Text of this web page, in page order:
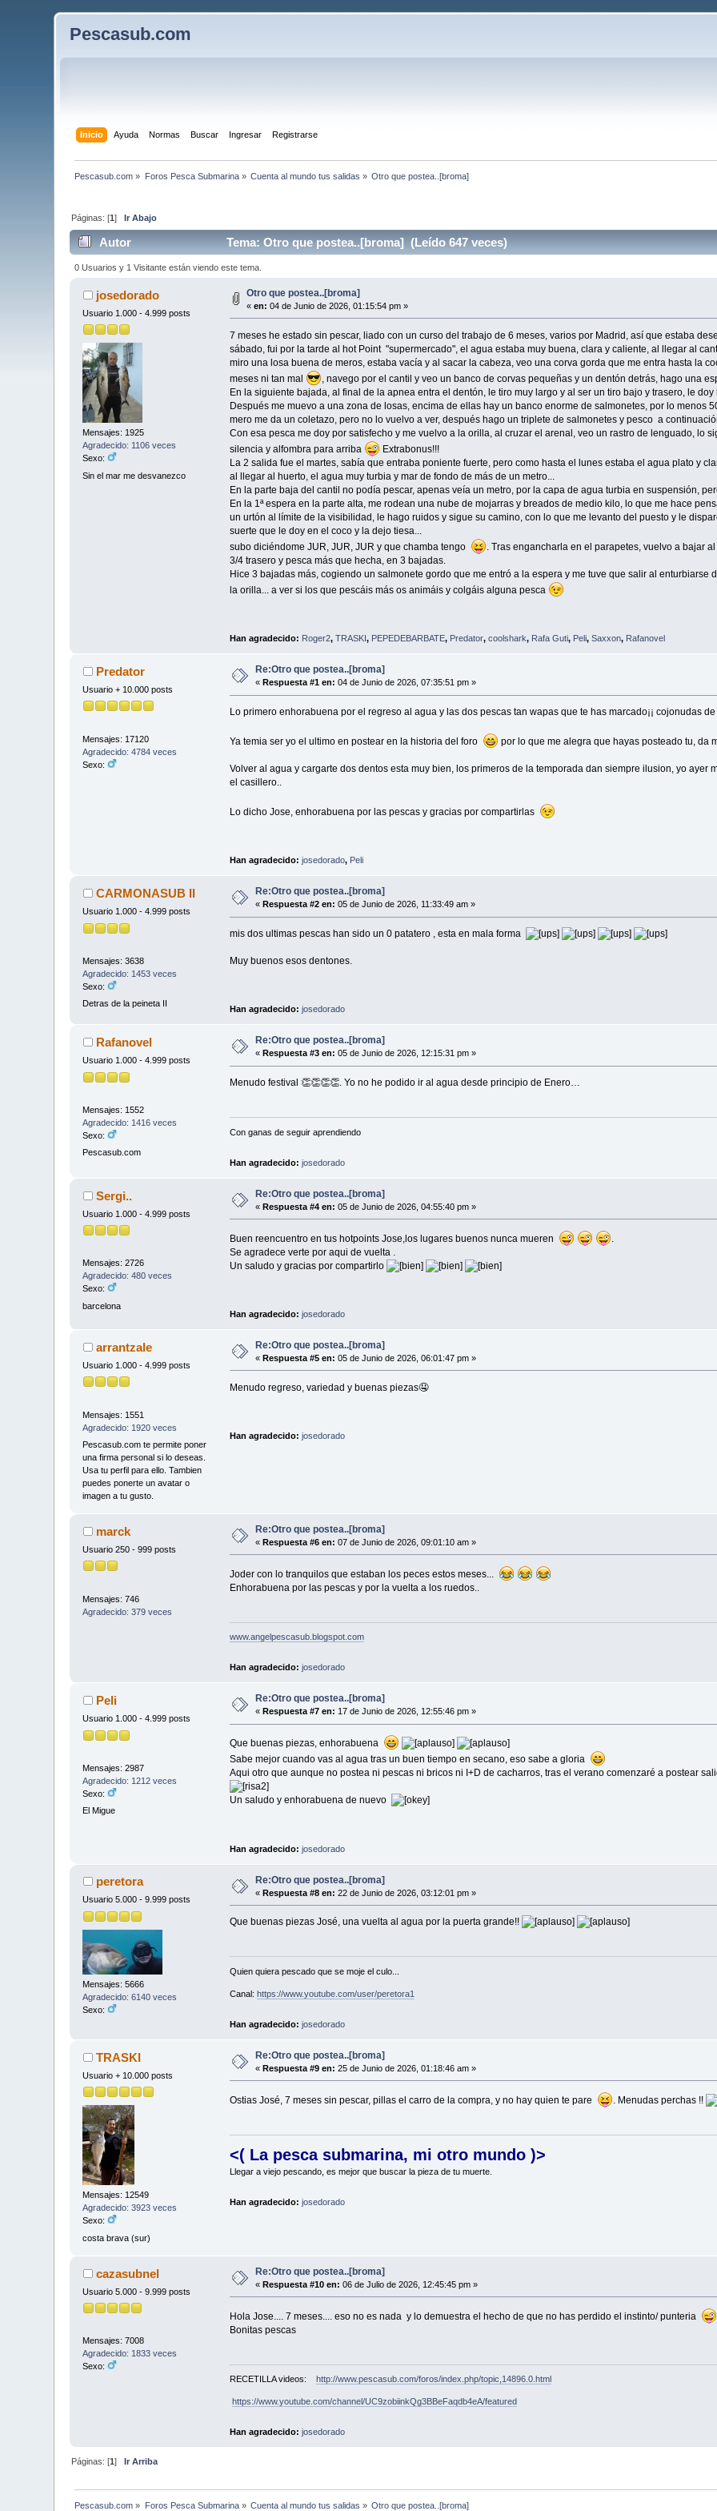
Pescasub.com
Inicio Ayuda Normas Buscar Ingresar Registrarse
Pescasub.com » Foros Pesca Submarina» Cuenta al mundo tus salidas » Otro que postea..[broma]
Páginas: [1]Ir Abajo
Autor Tema: Otro que postea..[broma] (Leído 647 veces)
0 Usuarios y 1 Visitante están viendo este tema.
josedorado
Usuario 1.000 - 4.999 posts
Mensajes: 1925
Agradecido: 1106 veces
Sexo:
Sin el mar me desvanezco
Otro que postea..[broma]
«en: 04 de Junio de 2026, 01:15:54 pm »
7 meses he estado sin pescar, liado con un curso del trabajo de 6 meses, varios por Madrid, así que estaba
sábado, fui por la tarde al hot Point "supermercado", el agua estaba muy buena, clara y caliente, al llegar al
miro una losa buena de meros, estaba vacía y al sacar la cabeza, veo una corva gorda que me entra hasta la
meses ni tan mal
, navego por el cantil y veo un banco de corvas pequeñas y un dentón detrás, hago una
En la siguiente bajada, al final de la apnea entra el dentón, le tiro muy largo y al ser un tiro bajo y trasero, le
Después me muevo a una zona de losas, encima de ellas hay un banco enorme de salmonetes, por lo menos
mero me da un coletazo, pero no lo vuelvo a ver, después hago un triplete de salmonetes y pesco a
Con esa pesca me doy por satisfecho y me vuelvo a la orilla, al cruzar el arenal, veo un rastro de lenguado, lo
silencia y alfombra para arriba
Extrabonus!!!
La 2 salida fue el martes, sabía que entraba poniente fuerte, pero como hasta el lunes estaba el agua plato y
al llegar al huerto, el agua muy turbia y mar de fondo de más de un metro...
En la parte baja del cantil no podía pescar, apenas veía un metro, por la capa de agua turbia en suspensión,
En la 1ª espera en la parte alta, me rodean una nube de mojarras y breados de medio kilo, lo que me hace
un urtón al límite de la visibilidad, le hago ruidos y sigue su camino, con lo que me levanto del puesto y le
suerte que le doy en el coco y la dejo tiesa...
subo diciéndome JUR, JUR, JUR y que chamba tengo
. Tras engancharla en el parapetes, vuelvo a bajar
3/4 trasero y pesca más que hecha, en 3 bajadas.
Hice 3 bajadas más, cogiendo un salmonete gordo que me entró a la espera y me tuve que salir al
la orilla... a ver si los que pescáis más os animáis y colgáis alguna pesca
Han agradecido: Roger2, TRASKI, PEPEDEBARBATE, Predator, coolshark, Rafa Guti, Peli, Saxxon, Rafanovel
Predator
Usuario + 10.000 posts
Mensajes: 17120
Agradecido: 4784 veces
Sexo:
Re:Otro que postea..[broma]
«Respuesta #1 en: 04 de Junio de 2026, 07:35:51 pm »
Lo primero enhorabuena por el regreso al agua y las dos pescas tan wapas que te has marcado¡¡ cojonudas
Ya temia ser yo el ultimo en postear en la historia del foro por lo que me alegra que hayas posteado tu, da
Volver al agua y cargarte dos dentos esta muy bien, los primeros de la temporada dan siempre ilusion, yo ayer
el casillero..
Lo dicho Jose, enhorabuena por las pescas y gracias por compartirlas
Han agradecido: josedorado, Peli
CARMONASUB II
Usuario 1.000 - 4.999 posts
Mensajes: 3638
Agradecido: 1453 veces
Sexo:
Detras de la peineta II
Re:Otro que postea..[broma]
« Respuesta #2 en: 05 de Junio de 2026, 11:33:49 am »
mis dos ultimas pescas han sido un 0 patatero , esta en mala forma
Muy buenos esos dentones.
Han agradecido: josedorado
Rafanovel
Usuario 1.000 - 4.999 posts
Mensajes: 1552
Agradecido: 1416 veces
Sexo:
Pescasub.com
Re:Otro que postea..[broma]
« Respuesta #3 en: 05 de Junio de 2026, 12:15:31 pm »
Menudo festival 👏👏👏👏. Yo no he podido ir al agua desde principio de Enero…
Con ganas de seguir aprendiendo
Han agradecido: josedorado
Sergi..
Usuario 1.000 - 4.999 posts
Mensajes: 2726
Agradecido: 480 veces
Sexo:
barcelona
Re:Otro que postea..[broma]
«Respuesta #4 en: 05 de Junio de 2026, 04:55:40 pm »
Buen reencuentro en tus hotpoints Jose,los lugares buenos nunca mueren
Se agradece verte por aqui de vuelta .
Un saludo y gracias por compartirlo
Han agradecido: josedorado
arrantzale
Usuario 1.000 - 4.999 posts
Mensajes: 1551
Agradecido: 1920 veces
Pescasub.com te permite poner
una firma personal si lo deseas.
Usa tu perfil para ello. Tambien
puedes ponerte un avatar o
imagen a tu gusto.
Re:Otro que postea..[broma]
«Respuesta #5 en: 05 de Junio de 2026, 06:01:47 pm »
Menudo regreso, variedad y buenas piezas🤤
Han agradecido: josedorado
marck
Usuario 250 - 999 posts
Mensajes: 746
Agradecido: 379 veces
Re:Otro que postea..[broma]
«Respuesta #6 en: 07 de Junio de 2026, 09:01:10 am »
Joder con lo tranquilos que estaban los peces estos meses...
Enhorabuena por las pescas y por la vuelta a los ruedos..
www.angelpescasub.blogspot.com
Han agradecido: josedorado
Peli
Usuario 1.000 - 4.999 posts
Mensajes: 2987
Agradecido: 1212 veces
Sexo:
El Migue
Re:Otro que postea..[broma]
« Respuesta #7 en: 17 de Junio de 2026, 12:55:46 pm »
Que buenas piezas, enhorabuena
Sabe mejor cuando vas al agua tras un buen tiempo en secano, eso sabe a gloria
Aqui otro que aunque no postea ni pescas ni bricos ni I+D de cacharros, tras el verano comenzaré a postear
Un saludo y enhorabuena de nuevo
Han agradecido: josedorado
peretora
Usuario 5.000 - 9.999 posts
Mensajes: 5666
Agradecido: 6140 veces
Sexo:
Re:Otro que postea..[broma]
«Respuesta #8 en: 22 de Junio de 2026, 03:12:01 pm »
Que buenas piezas José, una vuelta al agua por la puerta grande!!
Quien quiera pescado que se moje el culo...
Canal: https://www.youtube.com/user/peretora1
Han agradecido: josedorado
TRASKI
Usuario + 10.000 posts
Mensajes: 12549
Agradecido: 3923 veces
Sexo:
costa brava (sur)
Re:Otro que postea..[broma]
«Respuesta #9 en: 25 de Junio de 2026, 01:18:46 am »
Ostias José, 7 meses sin pescar, pillas el carro de la compra, y no hay quien te pare . Menudas perchas !!
<( La pesca submarina, mi otro mundo )>
Llegar a viejo pescando, es mejor que buscar la pieza de tu muerte.
Han agradecido: josedorado
cazasubnel
Usuario 5.000 - 9.999 posts
Mensajes: 7008
Agradecido: 1833 veces
Sexo:
Re:Otro que postea..[broma]
«Respuesta #10 en: 06 de Julio de 2026, 12:45:45 pm »
Hola Jose.... 7 meses.... eso no es nada y lo demuestra el hecho de que no has perdido el instinto/ punteria
Bonitas pescas
RECETILLA videos: http://www.pescasub.com/foros/index.php/topic,14896.0.html
https://www.youtube.com/channel/UC9zobiinkQg3BBeFaqdb4eA/featured
Han agradecido: josedorado
Páginas: [1]
Ir Arriba
Pescasub.com » Foros Pesca Submarina» Cuenta al mundo tus salidas » Otro que postea..[broma]